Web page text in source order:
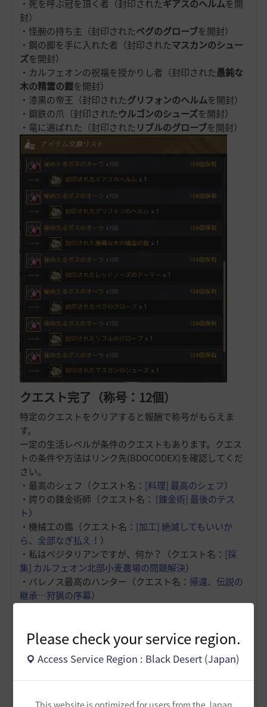
Please check your service region.
Access Service Region : Black Desert (Japan)
This website is optimized for users from the Japan
・死を呼ぶ冠を頂く者 （封印されたギアスのヘルムを開
封）
・怪腕の持ち主 （封印されたベグのグローブを開封）
・鋼の脚を手に入れた者 （封印されたマスカンのシュー
ズを開封）
・カルフェオンの祝福を授かりし者 （封印された愚鈍な
木の精霊の鎧を開封）
・漆黒の帝王 （封印されたグリフォンのヘルムを開封）
・鋼鉄の爪 （封印されたウルゴンのシューズを開封）
・竜に選ばれた （封印された リブルのグローブを開封）
クエスト完了（称号：12個）
特定のクエストをクリアすると報酬で称号がもらえま
す。
一定の生活レベルが条件のクエストもあります。クエス
トの条件や方法はリンク先(BDOCODEX)を確認してくだ
さい。
・最高のシェフ（クエスト名： [料理] 最高のシェフ）
・誇りの錬金術師（クエスト名： [錬金術] 最後のテス
ト）
・機械工の鑑（クエスト名： [加工] 絶滅してもいいか
ら、全部なぎ払え！ ）
・私はベジタリアンですが、何か？（クエスト名： [採
集] カルフェオン北部小麦農場の問題解決）
・バレノス最高のハンター（クエスト名： 帰還、伝説の
継承…狩猟の序幕）
・狩猟の伝説（クエスト名：ハンターのロマン）
・新緑の職人（クエスト名：
[根の深い手]海の向こうか
らの採集家）
・堅いモノの魅力を知った（クエスト名：忘れ去られた